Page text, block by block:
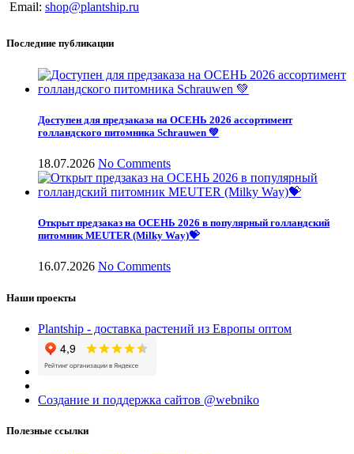
Email: shop@plantship.ru
Последние публикации
Доступен для предзаказа на ОСЕНЬ 2026 ассортимент
голландского питомника Schrauwen 💚
18.07.2026 No Comments
Открыт предзаказ на ОСЕНЬ 2026 в популярный голландский
питомник MEUTER (Milky Way)💝
16.07.2026 No Comments
Наши проекты
Plantship - доставка растений из Европы оптом
Создание и поддержка сайтов @webniko
Полезные ссылки